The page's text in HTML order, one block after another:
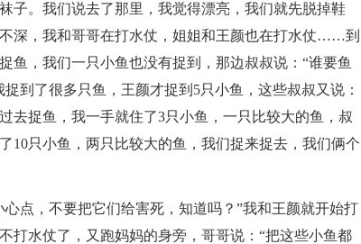
子。我们说去了那里，我觉得漂亮，我们就先脱掉鞋
深，我和哥哥在打水仗，姐姐和王颜也在打水仗……到
鱼，我们一只小鱼也没有捉到，那边叔叔说：“谁要鱼
到了很多只鱼，王颜才捉到5只小鱼，这些叔叔又说：
去捉鱼，我一手就住了3只小鱼，一只比较大的鱼，叔
10只小鱼，两只比较大的鱼，我们捉来捉去，我们俩个
点，不要把它们给害死，知道吗？”我和王颜就开始打
打水仗了，又跑妈妈的身旁，哥哥说：“把这些小鱼都